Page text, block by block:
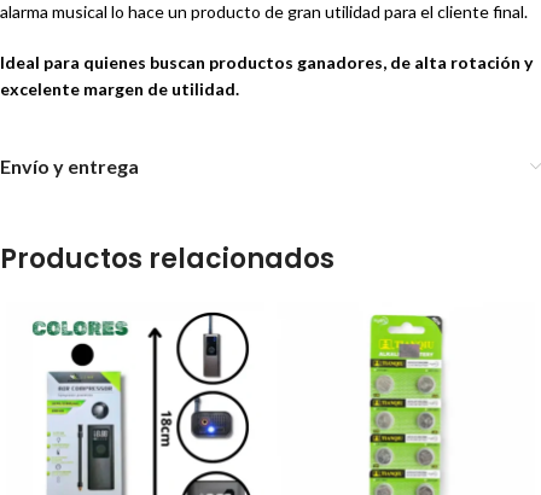
alarma musical lo hace un producto de gran utilidad para el cliente final.
Ideal para quienes buscan productos ganadores, de alta rotación y
excelente margen de utilidad.
Envío y entrega
Productos relacionados